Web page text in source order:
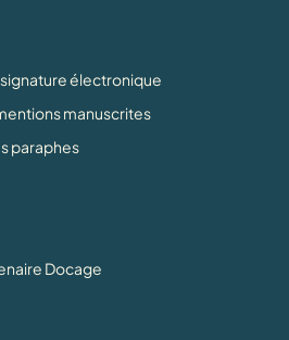
électronique
manuscrites
paraphes
Docage